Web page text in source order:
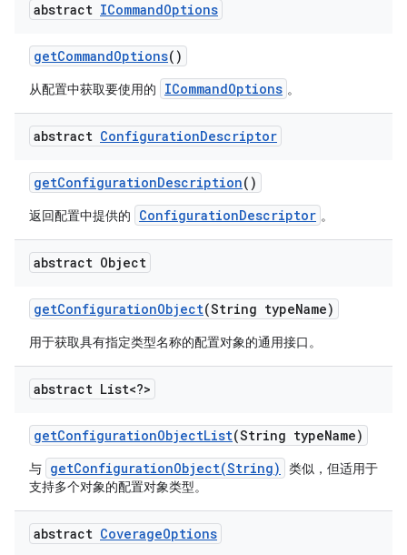
abstract ICommandOptions
getCommandOptions()
从配置中获取要使用的 ICommandOptions 。
abstract ConfigurationDescriptor
getConfigurationDescription()
返回配置中提供的 ConfigurationDescriptor 。
abstract Object
getConfigurationObject(String typeName)
用于获取具有指定类型名称的配置对象的通用接口。
abstract List<?>
getConfigurationObjectList(String typeName)
与 getConfigurationObject(String)
类似，但适用于
支持多个对象的配置对象类型。
abstract CoverageOptions